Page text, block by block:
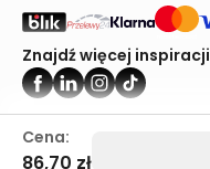
Cena:
86,70 zł
Znajdź więcej inspiracji
Vilandy ©2024